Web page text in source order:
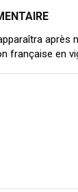
après
française en